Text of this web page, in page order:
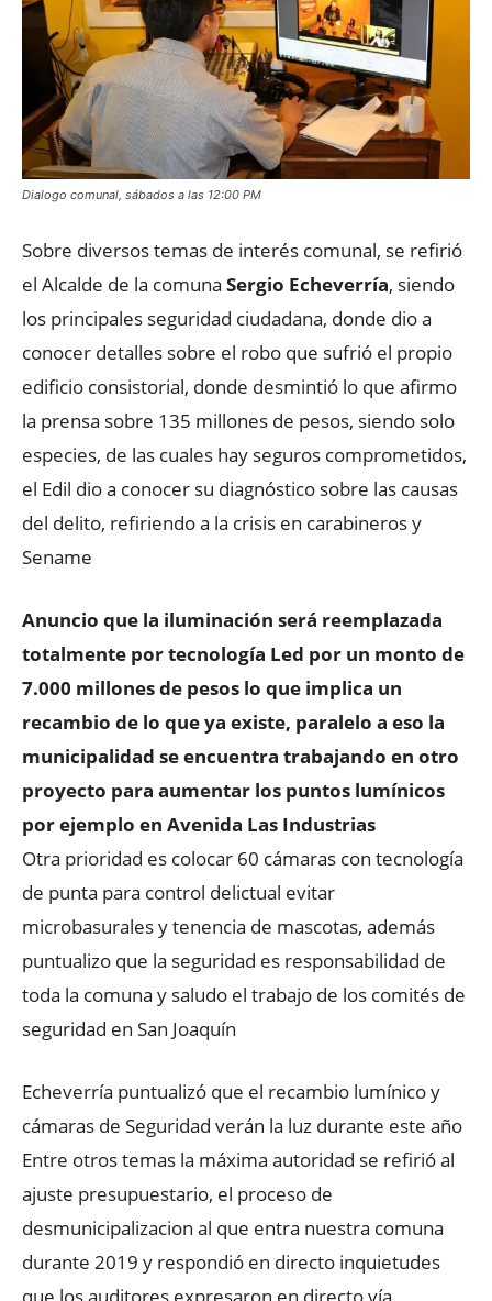
Dialogo comunal, sábados a las 12:00 PM
Sobre diversos temas de interés comunal, se refirió
el Alcalde de la comuna Sergio Echeverría, siendo
los principales seguridad ciudadana, donde dio a
conocer detalles sobre el robo que sufrió el propio
edificio consistorial, donde desmintió lo que afirmo
la prensa sobre 135 millones de pesos, siendo solo
especies, de las cuales hay seguros comprometidos,
el Edil dio a conocer su diagnóstico sobre las causas
del delito, refiriendo a la crisis en carabineros y
Sename
Anuncio que la iluminación será reemplazada
totalmente por tecnología Led por un monto de
7.000 millones de pesos lo que implica un
recambio de lo que ya existe, paralelo a eso la
municipalidad se encuentra trabajando en otro
proyecto para aumentar los puntos lumínicos
por ejemplo en Avenida Las Industrias
Otra prioridad es colocar 60 cámaras con tecnología
de punta para control delictual evitar
microbasurales y tenencia de mascotas, además
puntualizo que la seguridad es responsabilidad de
toda la comuna y saludo el trabajo de los comités de
seguridad en San Joaquín
Echeverría puntualizó que el recambio lumínico y
cámaras de Seguridad verán la luz durante este año
Entre otros temas la máxima autoridad se refirió al
ajuste presupuestario, el proceso de
desmunicipalizacion al que entra nuestra comuna
durante 2019 y respondió en directo inquietudes